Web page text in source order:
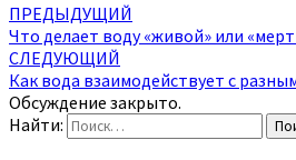
ПРЕДЫДУЩИЙ
Что делает воду «живой» или
СЛЕДУЮЩИЙ
Как вода взаимодействует с
Обсуждение закрыто.
Найти: